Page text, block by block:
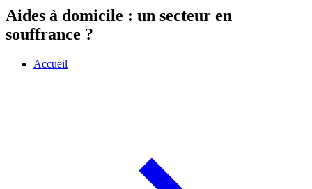
Aides à domicile : un secteur en
souffrance ?
Accueil